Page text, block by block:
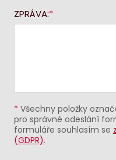
ZPRÁVA:
* Všechny položky
pro správné odeslání
formuláře souhlasím se
(GDPR).